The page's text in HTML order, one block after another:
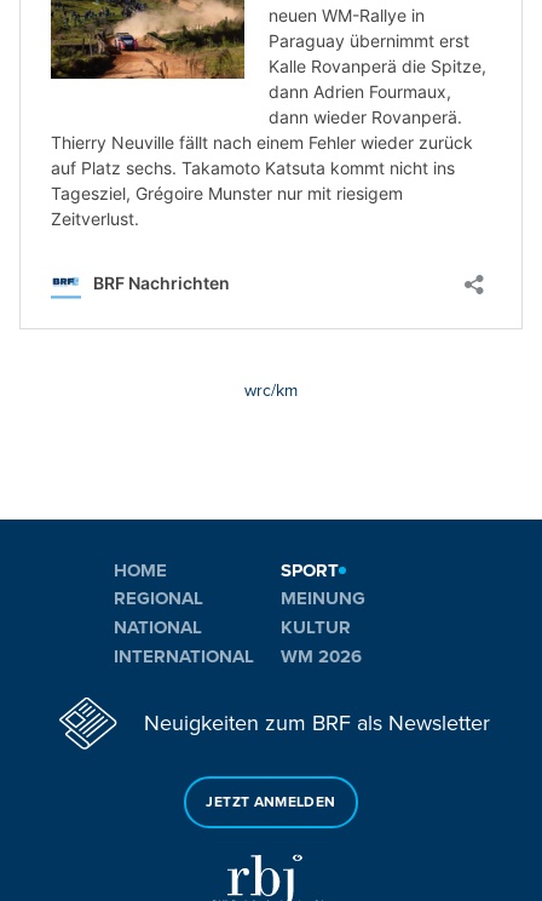
wrc/km
HOME
REGIONAL
NATIONAL
INTERNATIONAL
SPORT
MEINUNG
KULTUR
WM 2026
Neuigkeiten zum BRF als Newsletter
JETZT ANMELDEN